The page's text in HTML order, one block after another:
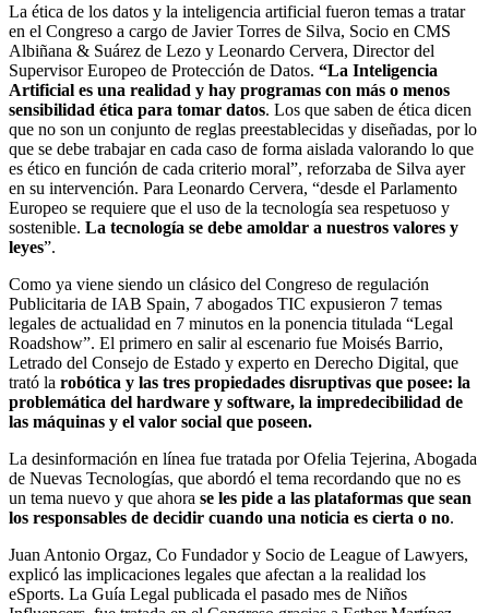
La ética de los datos y la inteligencia artificial fueron temas a tratar
en el Congreso a cargo de Javier Torres de Silva, Socio en CMS
Albiñana & Suárez de Lezo y Leonardo Cervera, Director del
Supervisor Europeo de Protección de Datos. “La Inteligencia
Artificial es una realidad y hay programas con más o menos
sensibilidad ética para tomar datos. Los que saben de ética dicen
que no son un conjunto de reglas preestablecidas y diseñadas, por lo
que se debe trabajar en cada caso de forma aislada valorando lo que
es ético en función de cada criterio moral”, reforzaba de Silva ayer
en su intervención. Para Leonardo Cervera, “desde el Parlamento
Europeo se requiere que el uso de la tecnología sea respetuoso y
sostenible. La tecnología se debe amoldar a nuestros valores y
leyes”.
Como ya viene siendo un clásico del Congreso de regulación
Publicitaria de IAB Spain, 7 abogados TIC expusieron 7 temas
legales de actualidad en 7 minutos en la ponencia titulada “Legal
Roadshow”. El primero en salir al escenario fue Moisés Barrio,
Letrado del Consejo de Estado y experto en Derecho Digital, que
trató la robótica y las tres propiedades disruptivas que posee: la
problemática del hardware y software, la impredecibilidad de
las máquinas y el valor social que poseen.
La desinformación en línea fue tratada por Ofelia Tejerina, Abogada
de Nuevas Tecnologías, que abordó el tema recordando que no es
un tema nuevo y que ahora se les pide a las plataformas que sean
los responsables de decidir cuando una noticia es cierta o no.
Juan Antonio Orgaz, Co Fundador y Socio de League of Lawyers,
explicó las implicaciones legales que afectan a la realidad los
eSports. La Guía Legal publicada el pasado mes de Niños